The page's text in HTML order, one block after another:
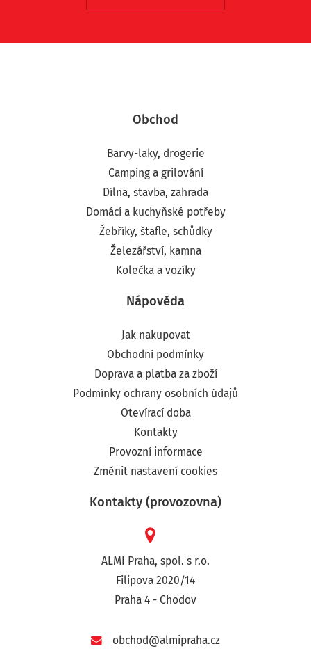
Obchod
Barvy-laky, drogerie
Camping a grilování
Dílna, stavba, zahrada
Domácí a kuchyňské potřeby
Žebříky, štafle, schůdky
Železářství, kamna
Kolečka a vozíky
Nápověda
Jak nakupovat
Obchodní podmínky
Doprava a platba za zboží
Podmínky ochrany osobních údajů
Otevírací doba
Kontakty
Provozní informace
Změnit nastavení cookies
Kontakty (provozovna)
ALMI Praha, spol. s r.o.
Filipova 2020/14
Praha 4 - Chodov
obchod@almipraha.cz